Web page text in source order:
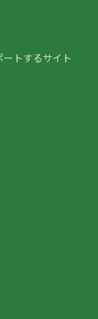
ートするサイト